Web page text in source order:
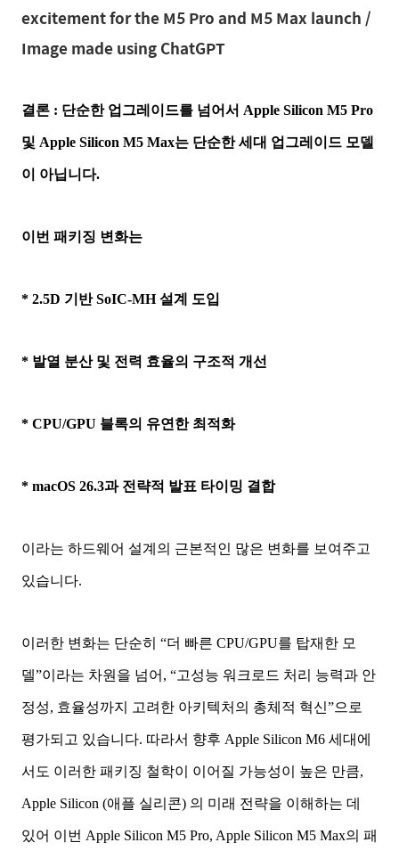
excitement for the M5 Pro and M5 Max launch /
Image made using ChatGPT
결론 : 단순한 업그레이드를 넘어서 Apple Silicon M5 Pro
및 Apple Silicon M5 Max는 단순한 세대 업그레이드 모델
이 아닙니다.
이번 패키징 변화는
* 2.5D 기반 SoIC-MH 설계 도입
* 발열 분산 및 전력 효율의 구조적 개선
* CPU/GPU 블록의 유연한 최적화
* macOS 26.3과 전략적 발표 타이밍 결합
이라는 하드웨어 설계의 근본적인 많은 변화를 보여주고
있습니다.
이러한 변화는 단순히 “더 빠른 CPU/GPU를 탑재한 모
델”이라는 차원을 넘어, “고성능 워크로드 처리 능력과 안
정성, 효율성까지 고려한 아키텍처의 총체적 혁신”으로
평가되고 있습니다. 따라서 향후 Apple Silicon M6 세대에
서도 이러한 패키징 철학이 이어질 가능성이 높은 만큼,
Apple Silicon (애플 실리콘) 의 미래 전략을 이해하는 데
있어 이번 Apple Silicon M5 Pro, Apple Silicon M5 Max의 패